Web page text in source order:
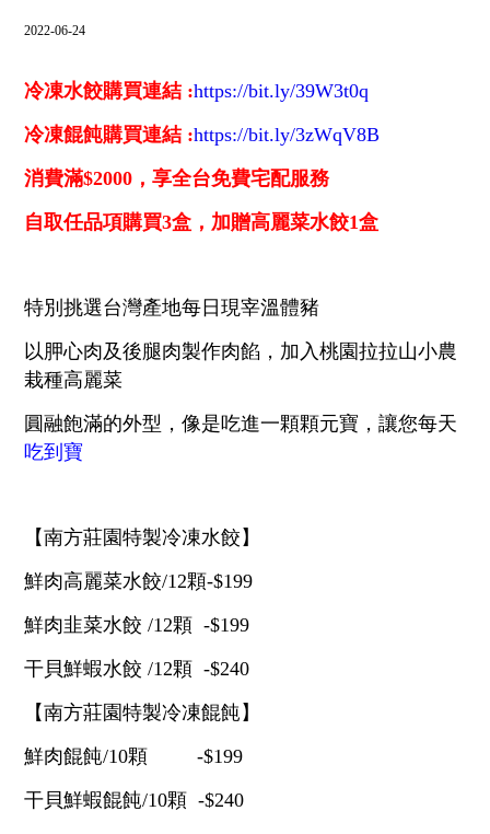
LANGUAGE
2022-06-24
冷凍水餃購買連結 :https://bit.ly/39W3t0q
冷凍餛飩購買連結 :https://bit.ly/3zWqV8B
消費滿$2000，享全台免費宅配服務
自取任品項購買3盒，加贈高麗菜水餃1盒
特別挑選台灣產地每日現宰溫體豬
以胛心肉及後腿肉製作肉餡，加入桃園拉拉山小農
栽種高麗菜
圓融飽滿的外型，像是吃進一顆顆元寶，讓您每天
吃到寶
【南方莊園特製冷凍水餃】
鮮肉高麗菜水餃/12顆-$199
鮮肉韭菜水餃 /12顆 -$199
干貝鮮蝦水餃 /12顆 -$240
【南方莊園特製冷凍餛飩】
鮮肉餛飩/10顆 -$199
干貝鮮蝦餛飩/10顆 -$240